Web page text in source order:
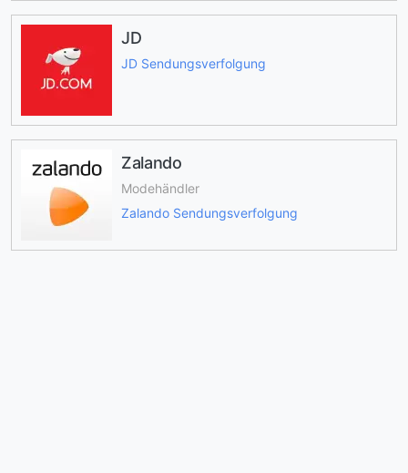
JD
JD Sendungsverfolgung
Zalando
Modehändler
Zalando Sendungsverfolgung